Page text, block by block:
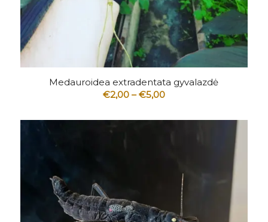
Medauroidea extradentata gyvalazdė
€2,00 – €5,00Price
€2,00